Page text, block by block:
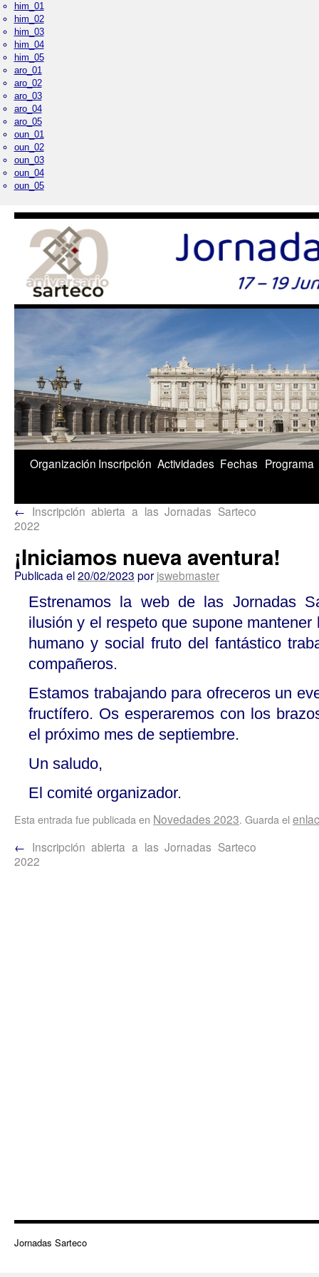
him_01
him_02
him_03
him_04
him_05
aro_01
aro_02
aro_03
aro_04
aro_05
oun_01
oun_02
oun_03
oun_04
oun_05
1/5
Palacio Real
Organización Inscripción Actividades Fechas Programa
← Inscripción abierta a las Jornadas Sarteco
2022
¡Iniciamos nueva aventura!
Publicada el20/02/2023 por jswebmaster
Estrenamos la web de las Jornadas
ilusión y el respeto que supone
humano y social fruto del fantástico
compañeros.
Estamos trabajando para ofreceros un
fructífero. Os esperaremos con los
el próximo mes de septiembre.
Un saludo,
El comité organizador.
Esta entrada fue publicada en Novedades 2023. Guarda el
← Inscripción abierta a las Jornadas Sarteco
2022
Jornadas Sarteco